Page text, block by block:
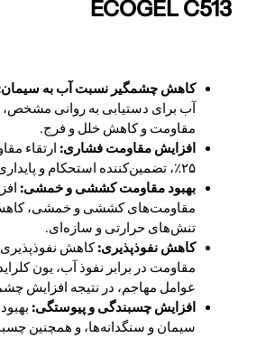
ECOGEL C513
کاهش چشمگیر نسبت آب به
آب برای دستیابی به روانی مشخص،
مقاومت و کاهش خلل و فرج.
افزایش مقاومت فشاری: ارتقاء
۲۵٪، تضمین‌کننده استحکام و پایداری سازه.
بهبود مقاومت کششی و خمشی:
مقاومت‌های کششی و خمشی،
تنش‌های حرارتی و سازه‌ای.
کاهش نفوذپذیری:
مقاومت در برابر نفوذ آب، یون
عوامل مهاجم، در نتیجه افزایش
افزایش چسبندگی و پیوستگی:
سیمان و سنگدانه‌ها، و همچنین